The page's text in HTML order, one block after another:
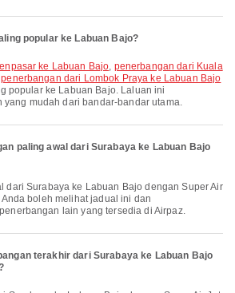
popular ke Labuan Bajo?
ke Labuan Bajo, penerbangan dari Kuala
penerbangan dari Lombok Praya ke Labuan Bajo
popular ke Labuan Bajo. Laluan ini
yang mudah dari bandar-bandar utama.
paling awal dari Surabaya ke Labuan Bajo
boleh melihat jadual ini dan
lain yang tersedia di Airpaz.
terakhir dari Surabaya ke Labuan Bajo